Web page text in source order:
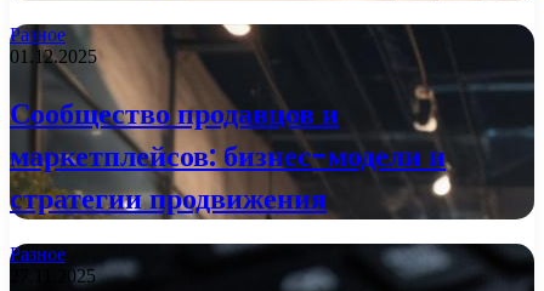
Разное
01.12.2025
Сообщество продавцов и
маркетплейсов: бизнес-модели и
стратегии продвижения
Разное
27.11.2025